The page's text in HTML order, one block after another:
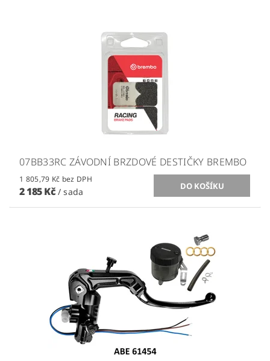
07BB33RC ZÁVODNÍ BRZDOVÉ DESTIČKY BREMBO
1 805,79 Kč bez DPH
2 185 Kč / sada